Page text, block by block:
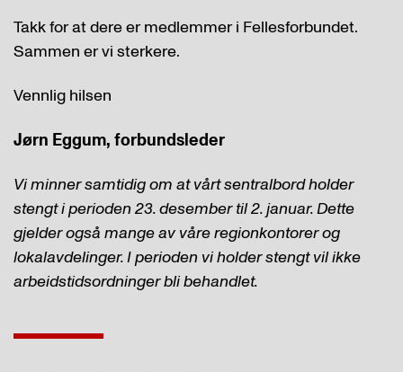
Takk for at dere er medlemmer i Fellesforbundet.
Sammen er vi sterkere.
Vennlig hilsen
Jørn Eggum, forbundsleder
Vi minner samtidig om at vårt sentralbord holder
stengt i perioden 23. desember til 2. januar. Dette
gjelder også mange av våre regionkontorer og
lokalavdelinger. I perioden vi holder stengt vil ikke
arbeidstidsordninger bli behandlet.